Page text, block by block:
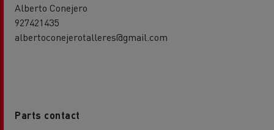
Alberto Conejero
927421435
albertoconejerotalleres@gmail.com
Parts contact